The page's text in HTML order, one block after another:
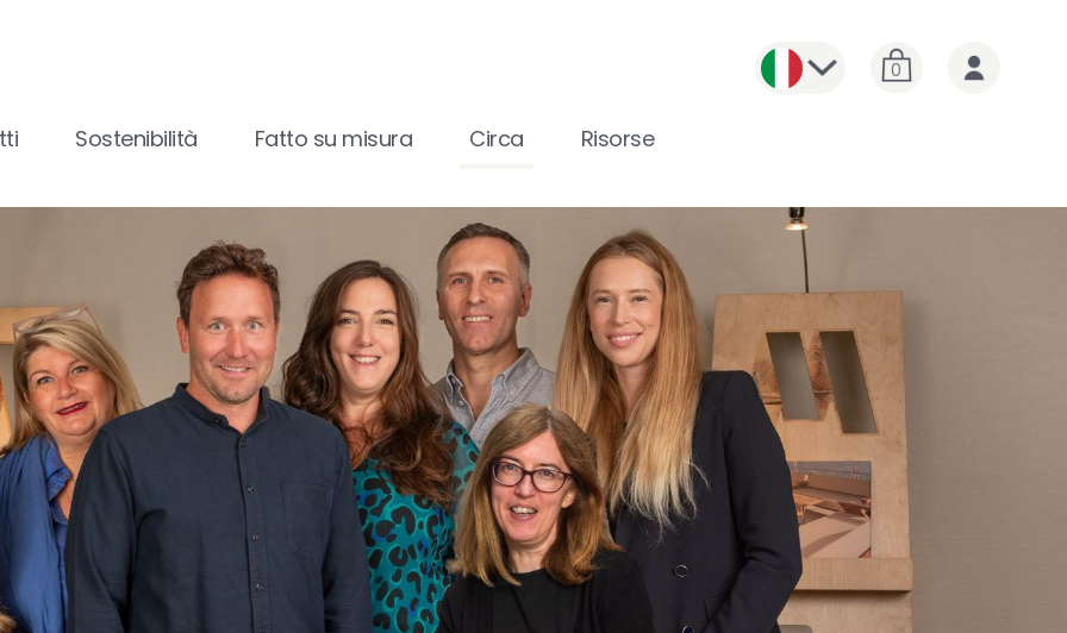
0
Sostenibilità Fatto su misura Circa Risorse